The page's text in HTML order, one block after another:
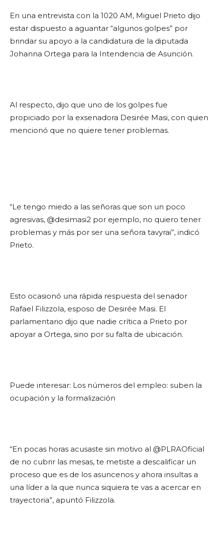
En una entrevista con la 1020 AM, Miguel Prieto dijo
estar dispuesto a aguantar “algunos golpes” por
brindar su apoyo a la candidatura de la diputada
Johanna Ortega para la Intendencia de Asunción.
Al respecto, dijo que uno de los golpes fue
propiciado por la exsenadora Desirée Masi, con quien
mencionó que no quiere tener problemas.
“Le tengo miedo a las señoras que son un poco
agresivas, @desimasi2 por ejemplo, no quiero tener
problemas y más por ser una señora tavyrai”, indicó
Prieto.
Esto ocasionó una rápida respuesta del senador
Rafael Filizzola, esposo de Desirée Masi. El
parlamentario dijo que nadie crítica a Prieto por
apoyar a Ortega, sino por su falta de ubicación.
Puede interesar: Los números del empleo: suben la
ocupación y la formalización
“En pocas horas acusaste sin motivo al @PLRAOficial
de no cubrir las mesas, te metiste a descalificar un
proceso que es de los asuncenos y ahora insultas a
una líder a la que nunca siquiera te vas a acercar en
trayectoria”, apuntó Filizzola.